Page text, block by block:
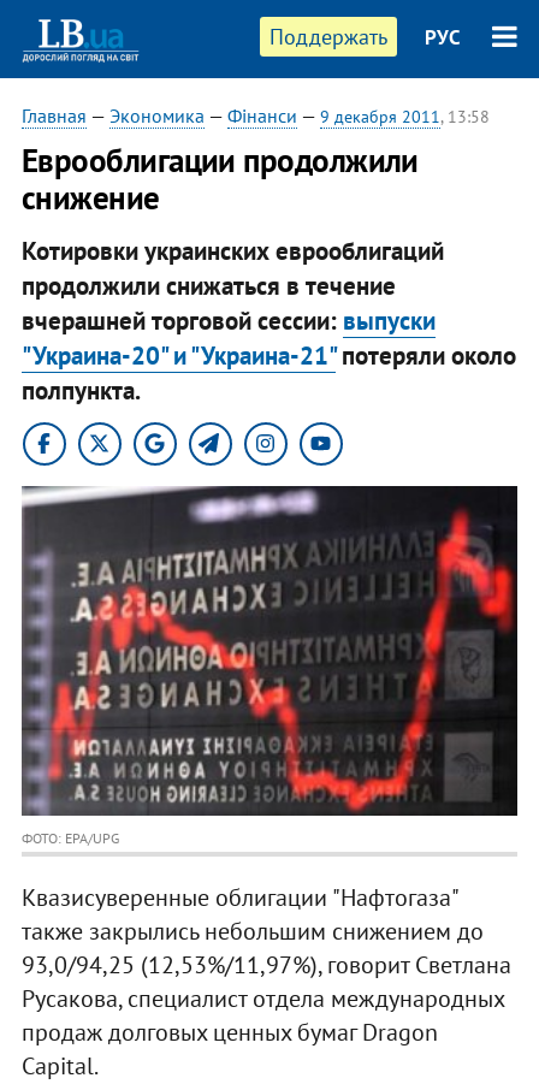
Поддержать РУС
Главная — Экономика — Фінанси — 9 декабря 2011, 13:58
Еврооблигации продолжили
снижение
Котировки украинских еврооблигаций
продолжили снижаться в течение
вчерашней торговой сессии: выпуски
"Украина-20" и "Украина-21"потеряли около
полпункта.
ФОТО: EPA/UPG
Квазисуверенные облигации "Нафтогаза"
также закрылись небольшим снижением до
93,0/94,25 (12,53%/11,97%), говорит Светлана
Русакова, специалист отдела международных
продаж долговых ценных бумаг Dragon
Capital.